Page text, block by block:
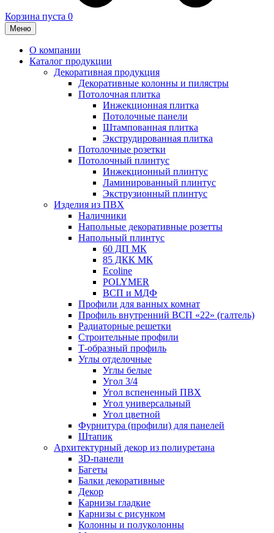
Корзина пуста 0
Меню
О компании
Каталог продукции
Декоративная продукция
Декоративные колонны и пилястры
Потолочная плитка
Инжекционная плитка
Потолочные панели
Штампованная плитка
Экструдированная плитка
Потолочные розетки
Потолочный плинтус
Инжекционный плинтус
Ламинированный плинтус
Экструзионный плинтус
Изделия из ПВХ
Наличники
Напольные декоративные розетты
Напольный плинтус
60 ДП МК
85 ДКК МК
Ecoline
POLYMER
ВСП и МДФ
Профили для ванных комнат
Профиль внутренний ВСП «22» (галтель)
Радиаторные решетки
Строительные профили
Т-образный профиль
Углы отделочные
Углы белые
Угол 3/4
Угол вспененный ПВХ
Угол универсальный
Угол цветной
Фурнитура (профили) для панелей
Штапик
Архитектурный декор из полиуретана
3D-панели
Багеты
Балки декоративные
Декор
Карнизы гладкие
Карнизы с рисунком
Колонны и полуколонны